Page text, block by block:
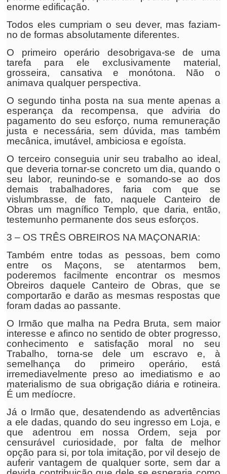
enorme edificação.
Todos eles cumpriam o seu dever, mas faziam-
no de formas absolutamente diferentes.
O primeiro operário desobrigava-se de uma
tarefa para ele exclusivamente material,
grosseira, cansativa e monótona. Não o
animava qualquer perspectiva.
O segundo tinha posta na sua mente apenas a
esperança da recompensa, que adviria do
pagamento do seu esforço, numa remuneração
justa e necessária, sem dúvida, mas também
mecânica, imutável, ambiciosa e egoísta.
O terceiro conseguia unir seu trabalho ao ideal,
que deveria tornar-se concreto um dia, quando o
seu labor, reunindo-se e somando-se ao dos
demais trabalhadores, faria com que se
vislumbrasse, de fato, naquele Canteiro de
Obras um magnífico Templo, que daria, então,
testemunho permanente dos seus esforços.
3 – OS TRÊS OBREIROS NA MAÇONARIA:
Também entre todas as pessoas, bem como
entre os Maçons, se atentarmos bem,
poderemos facilmente encontrar os mesmos
Obreiros daquele Canteiro de Obras, que se
comportarão e darão as mesmas respostas que
foram dadas ao passante.
O Irmão que malha na Pedra Bruta, sem maior
interesse e afinco no sentido de obter progresso,
conhecimento e satisfação moral no seu
Trabalho, torna-se dele um escravo e, à
semelhança do primeiro operário, está
irremediavelmente preso ao imediatismo e ao
materialismo de sua obrigação diária e rotineira.
É um medíocre.
Já o Irmão que, desatendendo as advertências
a ele dadas, quando do seu ingresso em Loja, e
que adentrou em nossa Ordem, seja por
censurável curiosidade, por falta de melhor
opção para si, por tola imitação, por vil desejo de
auferir vantagem de qualquer sorte, sem dar a